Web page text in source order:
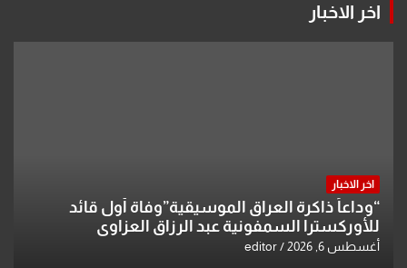
اخر الاخبار
اخر الاخبار
“وداعاً ذاكرة العراق الموسيقية”وفاة أول قائد
للأوركسترا السمفونية عبد الرزاق العزاوي
أغسطس 6, 2026 editor